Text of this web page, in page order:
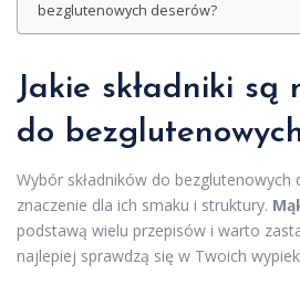
bezglutenowych deserów?
Jakie składniki są
do
Wybór składników do
znaczenie dla ich smaku i struktury.
podstawą wielu przepisów i warto
najlepiej sprawdzą się w Twoich